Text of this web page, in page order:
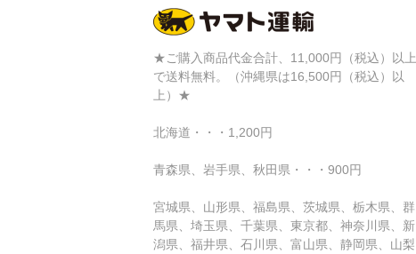
★ご購入商品代金合計、11,000円（税込）以上
で送料無料。（沖縄県は16,500円（税込）以
上）★
北海道・・・1,200円
青森県、岩手県、秋田県・・・900円
宮城県、山形県、福島県、茨城県、栃木県、群
馬県、埼玉県、千葉県、東京都、神奈川県、新
潟県、福井県、石川県、富山県、静岡県、山梨